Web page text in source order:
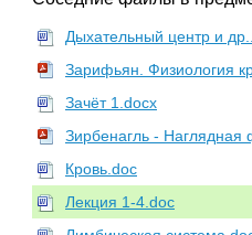
Дыхательный центр и
Зарифьян. Физиология
Зачёт 1.docx
Зирбенагль - Наглядная
Кровь.doc
Лекция 1-4.doc